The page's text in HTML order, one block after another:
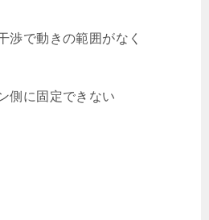
で動きの範囲がなく
側に固定できない